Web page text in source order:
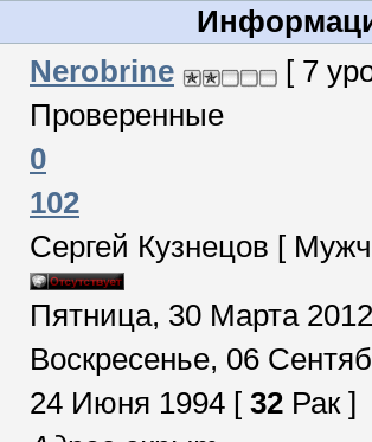
Nerobrine [ 7
Проверенные
0
102
Сергей Кузнецов [
Пятница, 30 Марта
Воскресенье, 06
24 Июня 1994 [ 32 Рак ]